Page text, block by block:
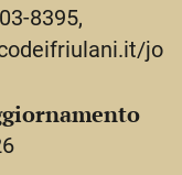
8395,
jo